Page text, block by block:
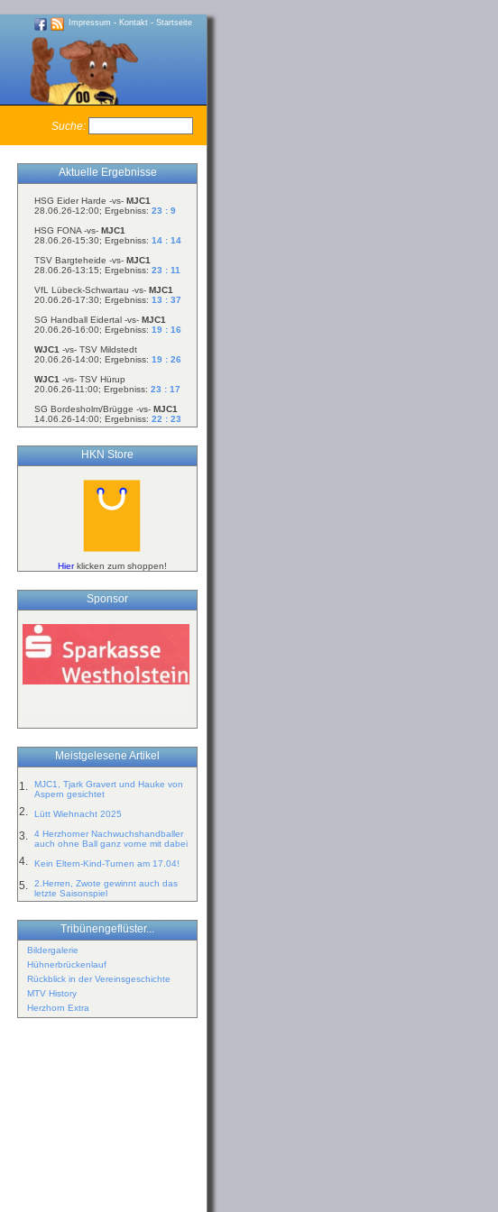
Impressum - Kontakt - Startseite
Suche:
Aktuelle Ergebnisse
HSG Eider Harde -vs- MJC1
28.06.26-12:00; Ergebniss: 23 : 9
HSG FONA -vs- MJC1
28.06.26-15:30; Ergebniss: 14 : 14
TSV Bargteheide -vs- MJC1
28.06.26-13:15; Ergebniss: 23 : 11
VfL Lübeck-Schwartau -vs- MJC1
20.06.26-17:30; Ergebniss: 13 : 37
SG Handball Eidertal -vs- MJC1
20.06.26-16:00; Ergebniss: 19 : 16
WJC1 -vs- TSV Mildstedt
20.06.26-14:00; Ergebniss: 19 : 26
WJC1 -vs- TSV Hürup
20.06.26-11:00; Ergebniss: 23 : 17
SG Bordesholm/Brügge -vs- MJC1
14.06.26-14:00; Ergebniss: 22 : 23
HKN Store
Hierklicken zum shoppen!
Sponsor
Meistgelesene Artikel
1.
MJC1, Tjark Gravert und Hauke von
Aspern gesichtet
2. Lütt Wiehnacht 2025
3.
4 Herzhorner Nachwuchshandballer
auch ohne Ball ganz vorne mit dabei
4. Kein Eltern-Kind-Turnen am 17.04!
5.
2.Herren, Zwote gewinnt auch das
letzte Saisonspiel
Tribünengeflüster...
Bildergalerie
Hühnerbrückenlauf
Rückblick in der Vereinsgeschichte
MTV History
Herzhorn Extra